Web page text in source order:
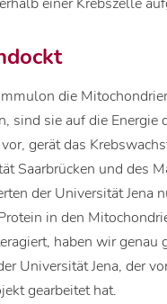
die
sind sie auf die Energie
gerät das
Saarbrücken und des
der Universität Jena
in den
haben wir genau
Universität Jena, der
gearbeitet hat.